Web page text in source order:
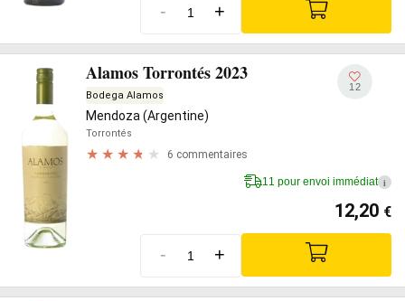
- +
Alamos Torrontés 2023
Bodega Alamos
Mendoza (Argentine)
Torrontés
6 commentaires
12
11 pour envoi immédiat i
12,20 €
- +